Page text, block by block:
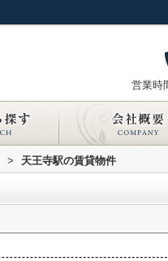
営業時
> 天王寺駅の賃貸物件